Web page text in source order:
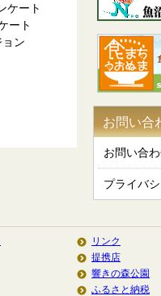
ケート
ート
ン
お問い合
お問い合
プライバ
リンク
提携店
響きの森公園
ふるさと納税